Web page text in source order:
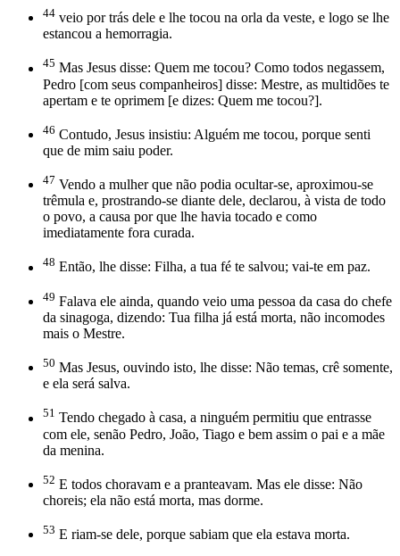
44 veio por trás dele e lhe tocou na orla da veste, e logo se lhe
estancou a hemorragia.
45 Mas Jesus disse: Quem me tocou? Como todos negassem,
Pedro [com seus companheiros] disse: Mestre, as multidões te
apertam e te oprimem [e dizes: Quem me tocou?].
46 Contudo, Jesus insistiu: Alguém me tocou, porque senti
que de mim saiu poder.
47 Vendo a mulher que não podia ocultar-se, aproximou-se
trêmula e, prostrando-se diante dele, declarou, à vista de todo
o povo, a causa por que lhe havia tocado e como
imediatamente fora curada.
48 Então, lhe disse: Filha, a tua fé te salvou; vai-te em paz.
49 Falava ele ainda, quando veio uma pessoa da casa do chefe
da sinagoga, dizendo: Tua filha já está morta, não incomodes
mais o Mestre.
50 Mas Jesus, ouvindo isto, lhe disse: Não temas, crê somente,
e ela será salva.
51 Tendo chegado à casa, a ninguém permitiu que entrasse
com ele, senão Pedro, João, Tiago e bem assim o pai e a mãe
da menina.
52 E todos choravam e a pranteavam. Mas ele disse: Não
choreis; ela não está morta, mas dorme.
53 E riam-se dele, porque sabiam que ela estava morta.